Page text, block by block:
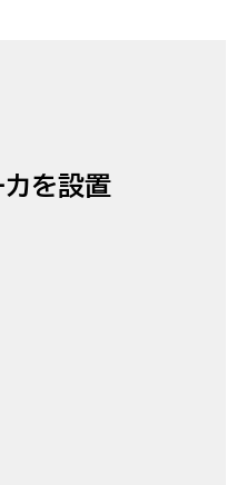
カを設置